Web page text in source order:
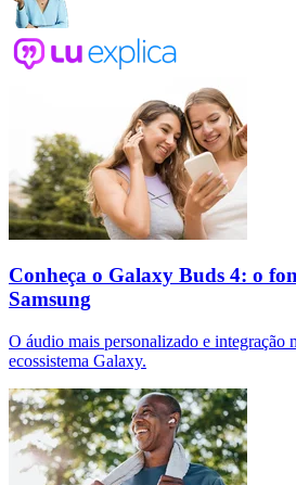
Conheça o Galaxy Buds 4: o
Samsung
O áudio mais personalizado e integração
ecossistema Galaxy.